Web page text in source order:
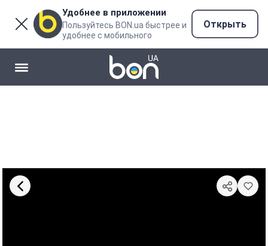
Удобнее в приложении
Пользуйтесь BON.ua быстрее и
удобнее с мобильного
Открыть